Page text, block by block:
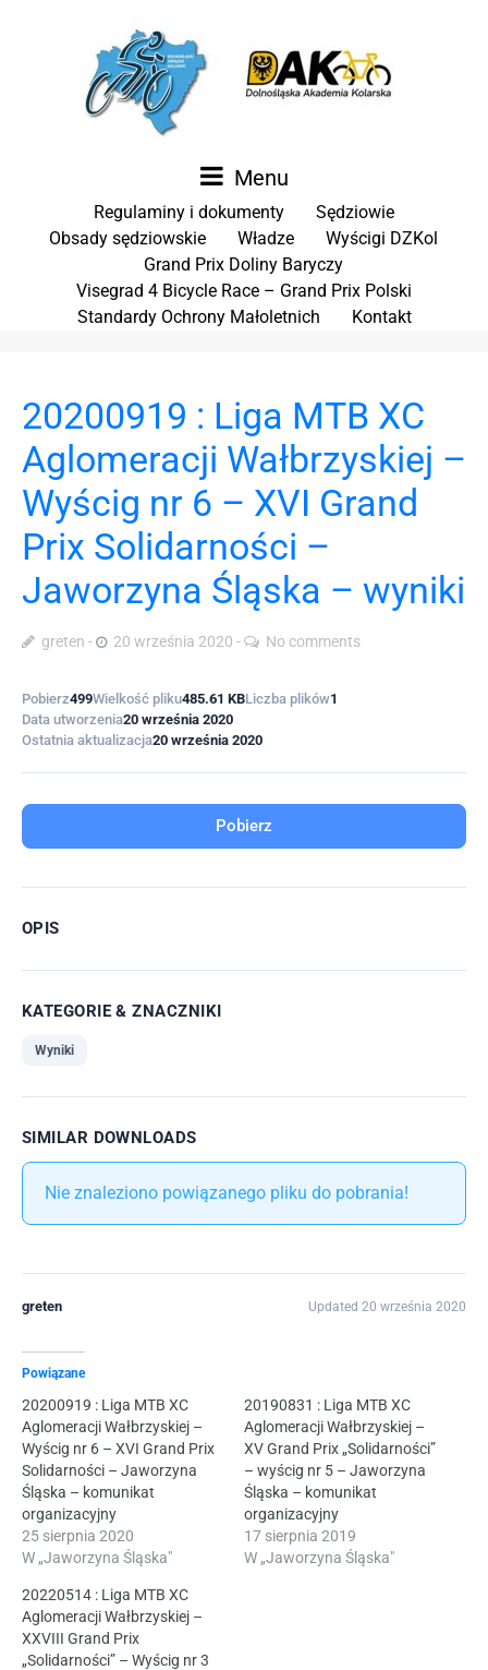
Menu
Regulaminy i dokumenty
Sędziowie
Obsady sędziowskie
Władze
Wyścigi DZKol
Grand Prix Doliny Baryczy
Visegrad 4 Bicycle Race – Grand Prix Polski
Standardy Ochrony Małoletnich
Kontakt
20200919 : Liga MTB XC
Aglomeracji Wałbrzyskiej –
Wyścig nr 6 – XVI Grand
Prix Solidarności –
Jaworzyna Śląska – wyniki
greten 20 września 2020 No comments
Pobierz499Wielkość pliku485.61 KBLiczba plików1
Data utworzenia20 września 2020
Ostatnia aktualizacja20 września 2020
Pobierz
OPIS
KATEGORIE & ZNACZNIKI
Wyniki
SIMILAR DOWNLOADS
Nie znaleziono powiązanego pliku do pobrania!
greten Updated 20 września 2020
Powiązane
20200919 : Liga MTB XC
Aglomeracji Wałbrzyskiej –
Wyścig nr 6 – XVI Grand Prix
Solidarności – Jaworzyna
Śląska – komunikat
organizacyjny
25 sierpnia 2020
W „Jaworzyna Śląska"
20190831 : Liga MTB XC
Aglomeracji Wałbrzyskiej –
XV Grand Prix „Solidarności”
– wyścig nr 5 – Jaworzyna
Śląska – komunikat
organizacyjny
17 sierpnia 2019
W „Jaworzyna Śląska"
20220514 : Liga MTB XC
Aglomeracji Wałbrzyskiej –
XXVIII Grand Prix
„Solidarności” – Wyścig nr 3